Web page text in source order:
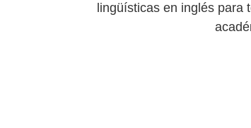
lingüísticas en inglés para